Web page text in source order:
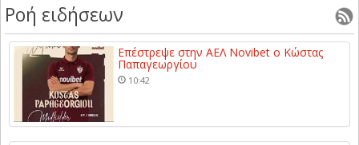
Ροή ειδήσεων
Επέστρεψε στην ΑΕΛ Novibet ο Κώστας
Παπαγεωργίου
10:42